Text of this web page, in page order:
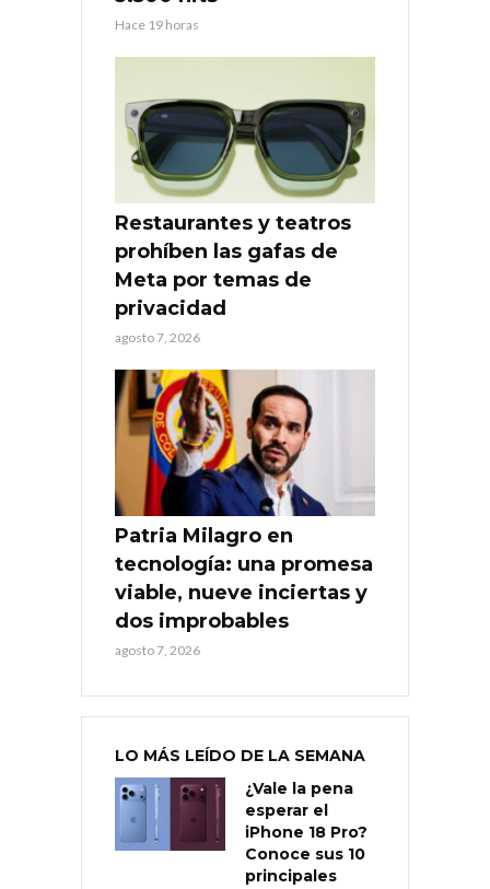
Hace 19 horas
Restaurantes y teatros
prohíben las gafas de
Meta por temas de
privacidad
agosto 7, 2026
Patria Milagro en
tecnología: una promesa
viable, nueve inciertas y
dos improbables
agosto 7, 2026
LO MÁS LEÍDO DE LA SEMANA
¿Vale la pena
esperar el
iPhone 18 Pro?
Conoce sus 10
principales